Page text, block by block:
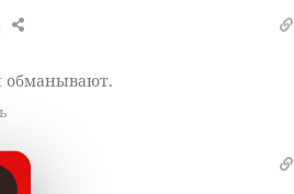
обманывают.